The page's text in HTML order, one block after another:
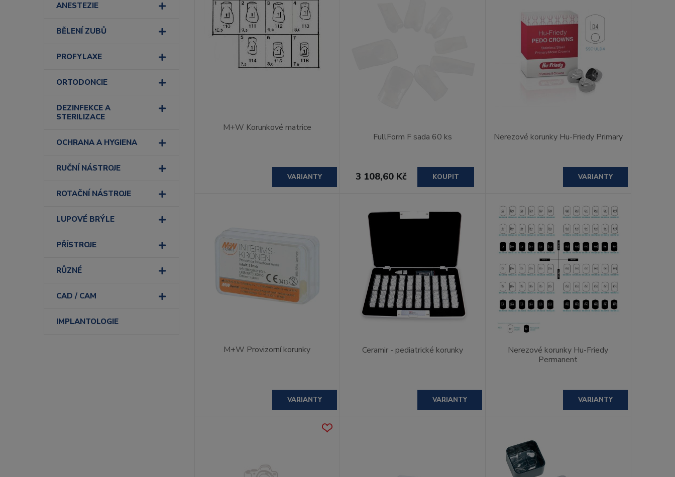
ANESTEZIE
BĚLENÍ ZUBŮ
PROFYLAXE
ORTODONCIE
DEZINFEKCE A
STERILIZACE
OCHRANA A HYGIENA
RUČNÍ NÁSTROJE
ROTAČNÍ NÁSTROJE
LUPOVÉ BRÝLE
PŘÍSTROJE
RŮZNÉ
CAD / CAM
IMPLANTOLOGIE
M+W Korunkové matrice
VARIANTY
FullForm F sada 60 ks
3 108,60 Kč KOUPIT
Nerezové korunky Hu-Friedy Primary
VARIANTY
M+W Provizorní korunky
VARIANTY
Ceramir - pediatrické korunky
VARIANTY
Nerezové korunky Hu-Friedy
Permanent
VARIANTY